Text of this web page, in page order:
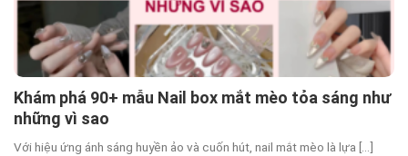
Khám phá 90+ mẫu Nail box mắt mèo tỏa sáng như
những vì sao
Với hiệu ứng ánh sáng huyền ảo và cuốn hút, nail mắt mèo là lựa [...]